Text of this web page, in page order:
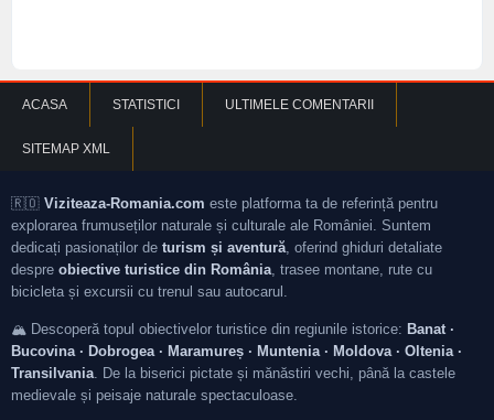
ACASA STATISTICI ULTIMELE COMENTARII
SITEMAP XML
🇷🇴 Viziteaza-Romania.com este platforma ta de referință pentru
explorarea frumuseților naturale și culturale ale României. Suntem
dedicați pasionaților de turism și aventură, oferind ghiduri detaliate
despre obiective turistice din România, trasee montane, rute cu
bicicleta și excursii cu trenul sau autocarul.
🏔️ Descoperă topul obiectivelor turistice din regiunile istorice: Banat ·
Bucovina · Dobrogea · Maramureș · Muntenia · Moldova · Oltenia ·
Transilvania. De la biserici pictate și mănăstiri vechi, până la castele
medievale și peisaje naturale spectaculoase.